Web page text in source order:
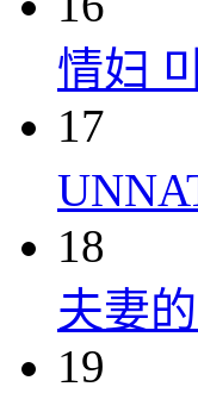
情妇
17
18
夫妻
19